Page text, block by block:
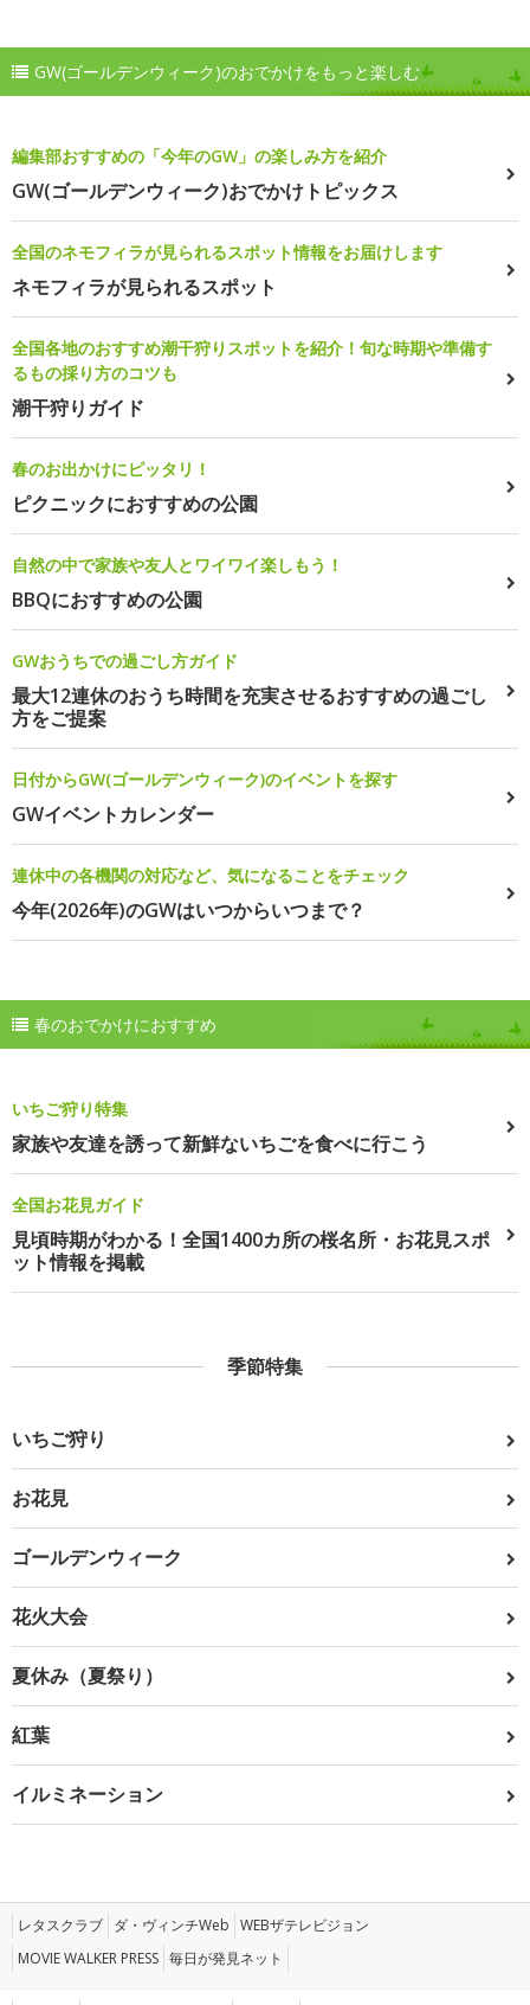
GW(ゴールデンウィーク)のおでかけをもっと楽しむ
編集部おすすめの「今年のGW」の楽しみ方を紹介
GW(ゴールデンウィーク)おでかけトピックス
全国のネモフィラが見られるスポット情報をお届けします
ネモフィラが見られるスポット
全国各地のおすすめ潮干狩りスポットを紹介！旬な時期や準備す
るもの採り方のコツも
潮干狩りガイド
春のお出かけにピッタリ！
ピクニックにおすすめの公園
自然の中で家族や友人とワイワイ楽しもう！
BBQにおすすめの公園
GWおうちでの過ごし方ガイド
最大12連休のおうち時間を充実させるおすすめの過ごし
方をご提案
日付からGW(ゴールデンウィーク)のイベントを探す
GWイベントカレンダー
連休中の各機関の対応など、気になることをチェック
今年(2026年)のGWはいつからいつまで？
春のおでかけにおすすめ
いちご狩り特集
家族や友達を誘って新鮮ないちごを食べに行こう
全国お花見ガイド
見頃時期がわかる！全国1400カ所の桜名所・お花見スポ
ット情報を掲載
季節特集
いちご狩り
お花見
ゴールデンウィーク
花火大会
夏休み（夏祭り）
紅葉
イルミネーション
レタスクラブ ダ・ヴィンチWeb WEBザテレビジョン
MOVIE WALKER PRESS 毎日が発見ネット